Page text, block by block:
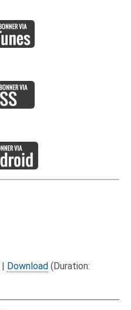
Download (Duration: